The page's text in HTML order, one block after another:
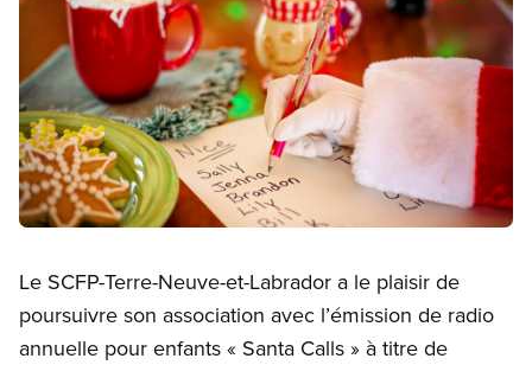
Le SCFP-Terre-Neuve-et-Labrador a le plaisir de
poursuivre son association avec l’émission de radio
annuelle pour enfants « Santa Calls » à titre de